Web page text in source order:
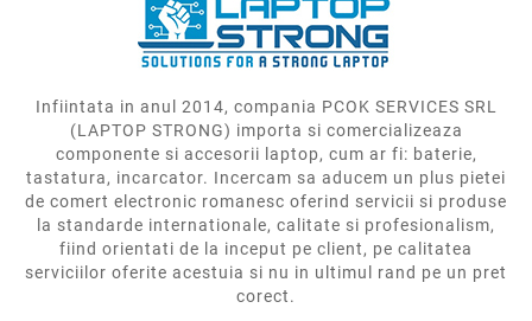
Infiintata in anul 2014, compania PCOK SERVICES SRL
(LAPTOP STRONG) importa si comercializeaza
componente si accesorii laptop, cum ar fi: baterie,
tastatura, incarcator. Incercam sa aducem un plus pietei
de comert electronic romanesc oferind servicii si produse
la standarde internationale, calitate si profesionalism,
fiind orientati de la inceput pe client, pe calitatea
serviciilor oferite acestuia si nu in ultimul rand pe un pret
corect.